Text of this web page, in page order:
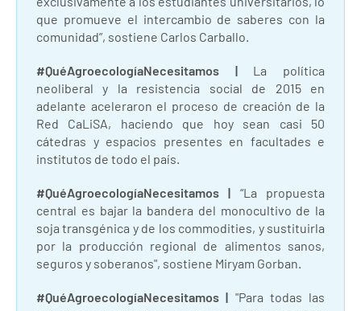
que promueve el intercambio de saberes con la
comunidad”, sostiene Carlos Carballo.
#QuéAgroecologíaNecesitamos |La política
neoliberal y la resistencia social de 2015 en
adelante aceleraron el proceso de creación de la
Red CaLiSA, haciendo que hoy sean casi 50
cátedras y espacios presentes en facultades e
institutos de todo el país.
#QuéAgroecologíaNecesitamos | “La propuesta
central es bajar la bandera del monocultivo de la
soja transgénica y de los commodities, y sustituirla
por la producción regional de alimentos sanos,
seguros y soberanos", sostiene Miryam Gorban.
#QuéAgroecologíaNecesitamos | "Para todas las